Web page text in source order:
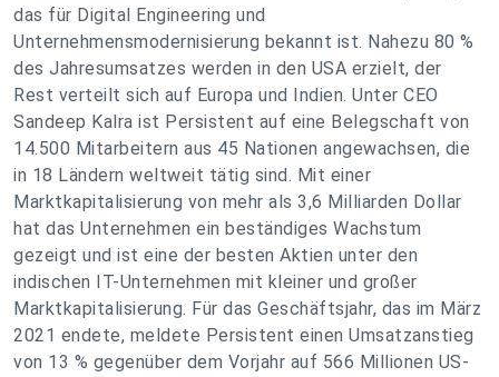
das für Digital Engineering und
Unternehmensmodernisierung bekannt ist. Nahezu 80 %
des Jahresumsatzes werden in den USA erzielt, der
Rest verteilt sich auf Europa und Indien. Unter CEO
Sandeep Kalra ist Persistent auf eine Belegschaft von
14.500 Mitarbeitern aus 45 Nationen angewachsen, die
in 18 Ländern weltweit tätig sind. Mit einer
Marktkapitalisierung von mehr als 3,6 Milliarden Dollar
hat das Unternehmen ein beständiges Wachstum
gezeigt und ist eine der besten Aktien unter den
indischen IT-Unternehmen mit kleiner und großer
Marktkapitalisierung. Für das Geschäftsjahr, das im März
2021 endete, meldete Persistent einen Umsatzanstieg
von 13 % gegenüber dem Vorjahr auf 566 Millionen US-